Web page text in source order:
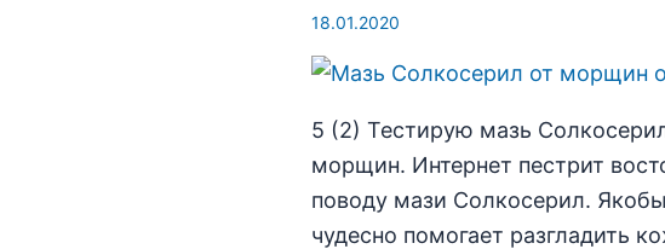
18.01.2020
5 (2) Тестирую мазь
морщин. Интернет пестрит
поводу мази Солкосерил.
чудесно помогает разгладить